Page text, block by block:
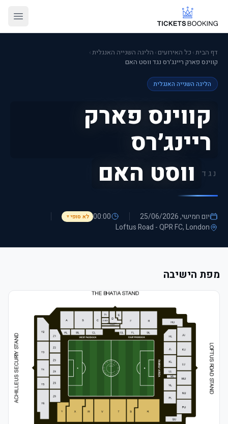
דף הבית› כל האירועים › הליגה השנייה האנגלית›
קווינס פארק ריינג׳רס נגד ווסט האם
הליגה השנייה האנגלית
קווינס פארק
ריינג׳רס
נגד ווסט האם
יום חמישי, 25/06/2026 00:00 לא סופי▼
Loftus Road - QPR FC, London
מפת הישיבה